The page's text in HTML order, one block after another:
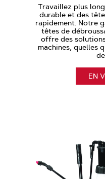
Travaillez plus
durable et des
rapidement. Notre
têtes de
offre des
machines, quelles
EN